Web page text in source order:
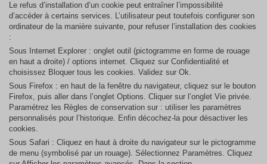
Le refus d’installation d’un cookie peut entraîner l’impossibilité
d’accéder à certains services. L’utilisateur peut toutefois configurer son
ordinateur de la manière suivante, pour refuser l’installation des cookies
:
Sous Internet Explorer : onglet outil (pictogramme en forme de rouage
en haut a droite) / options internet. Cliquez sur Confidentialité et
choisissez Bloquer tous les cookies. Validez sur Ok.
Sous Firefox : en haut de la fenêtre du navigateur, cliquez sur le bouton
Firefox, puis aller dans l’onglet Options. Cliquer sur l’onglet Vie privée.
Paramétrez les Règles de conservation sur : utiliser les paramètres
personnalisés pour l’historique. Enfin décochez-la pour désactiver les
cookies.
Sous Safari : Cliquez en haut à droite du navigateur sur le pictogramme
de menu (symbolisé par un rouage). Sélectionnez Paramètres. Cliquez